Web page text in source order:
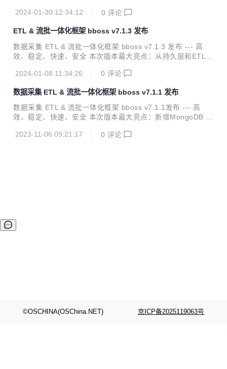
是一个基于开源协议 Apache License 发布的开源项目，由开
Highlevel Java Restclient ， 一个高性能高兼容性的 Elastics
earch/Opensearch java 客户端框架 数据采集同步 ETL ，一
个基于 java 语言实现数据采集作业的强大 ETL 工具，提供...
2024-01-30 12:34:12 0 评论
ETL & 流批一体化框架 bboss v7.1.3 发布
数据采集 ETL & 流批一体化框架 bboss v7.1.3 发布 --- 高
效、稳定、快速、安全 本次版本最大亮点：从持久层和ETL两
均衡机制 bboss 是一个基于开源协议 Apache License 发布
成： Elasticsearch Highlevel Java Restclient ， 一个高性能
高兼容性的 Elasticsearch/Opensearch java 客户端框架 数
据采集同步 ETL ，一个基于 java 语言实现数据采集作业的
2024-01-08 11:34:26 0 评论
数据采集 ETL & 流批一体化框架 bboss v7.1.1 发布
数据采集 ETL & 流批一体化框架 bboss v7.1.1发布 --- 高
效、稳定、快速、安全 本次版本最大亮点：新增MongoDB C
据，也可每次作业重启从最新位置采集MongoDB 增、删、改
2023-11-06 09:21:17 0 评论
©OSCHINA(OSChina.NET) 京ICP备2025119063号